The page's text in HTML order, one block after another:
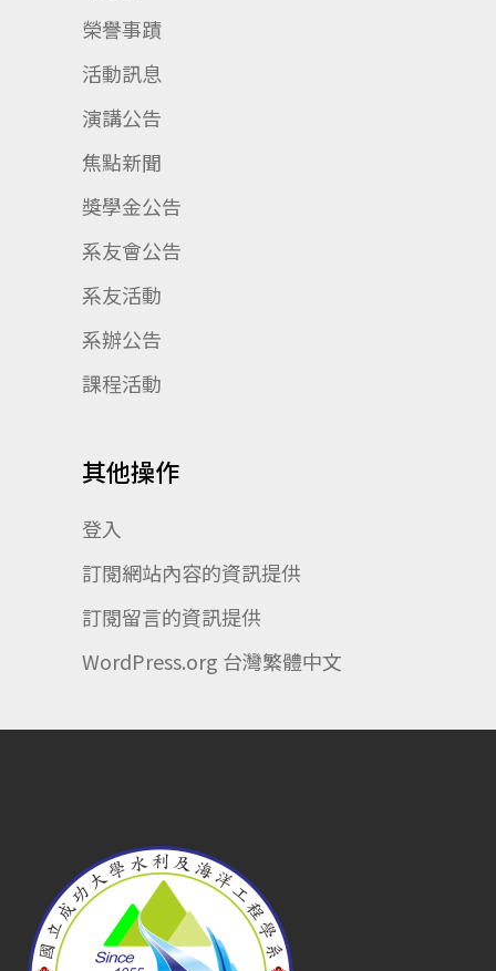
榮譽事蹟
活動訊息
演講公告
焦點新聞
獎學金公告
系友會公告
系友活動
系辦公告
課程活動
其他操作
登入
訂閱網站內容的資訊提供
訂閱留言的資訊提供
WordPress.org 台灣繁體中文